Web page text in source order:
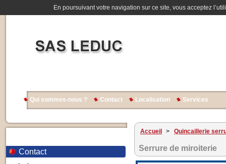
En poursuivant votre navigation sur ce site, vous acceptez
Qui sommes-nous ? Contact Localisation Services
Contact
Accueil > Quincaillerie
Serrure de miroiterie